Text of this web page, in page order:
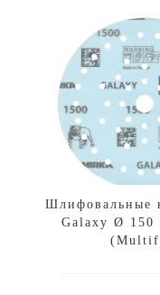
Шлифовальные
Galaxy Ø 150